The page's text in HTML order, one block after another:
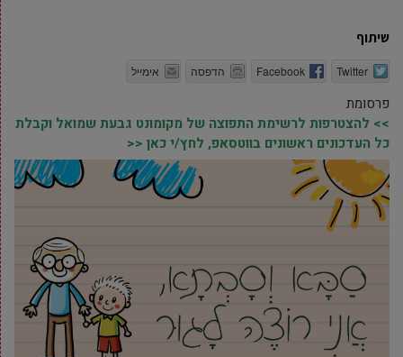
שיתוף
Twitter
Facebook הדפסה אימייל
פרסומת
>> להצטרפות לרשימת התפוצה של מקומונט גבעת שמואל וקבלת
כל העדכונים ראשונים בווטסאפ, לחץ/י כאן <<